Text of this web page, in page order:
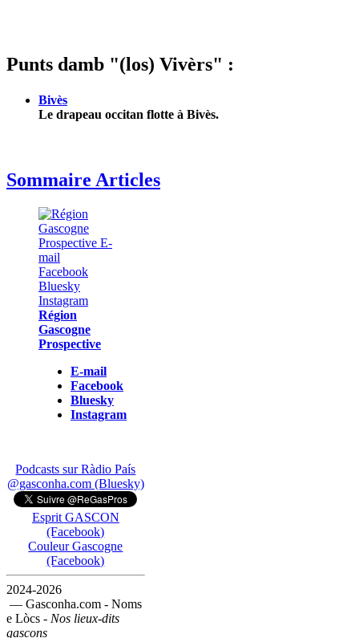
Punts damb "(los) Vivèrs" :
Bivès
Le drapeau occitan flotte à Bivès.
Sommaire Articles
Région
Gascogne
Prospective
E-mail
Facebook
Bluesky
Instagram
Podcasts sur Ràdio País
@gasconha.com (Bluesky)
Esprit GASCON
(Facebook)
Couleur Gascogne
(Facebook)
2024-2026
— Gasconha.com - Noms
e Lòcs - Nos lieux-dits
gascons